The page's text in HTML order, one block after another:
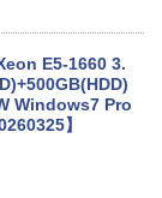
ン Windows11
HP 250 G7 第
E5-1660 3.
Windows7 Pro
】